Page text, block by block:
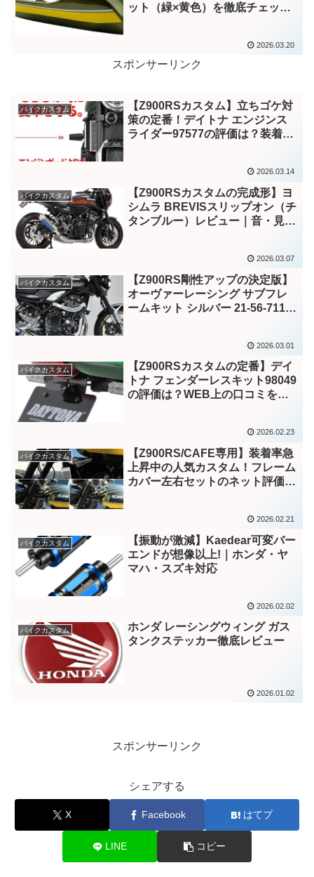
ット（緑×黄色）を徹底チェッ
2026.03.20
スポンサーリンク
バイクカスタム
【Z900RSカスタム】立ちゴケ対
策の定番！デイトナ エンジンス
ライダー97577の評価は？装着メ
2026.03.14
バイクカスタム
【Z900RSカスタムの完成形】ヨ
シムラ BREVISスリップオン（チ
タンブルー）レビュー｜音・見た
2026.03.07
バイクカスタム
【Z900RS剛性アップの決定版】
オーヴァーレーシング サブフレ
ームキット シルバー 21-56-711-
2026.03.01
バイクカスタム
【Z900RSカスタムの定番】デイ
トナ フェンダーレスキット98049
の評価は？WEB上の口コミを徹
2026.02.23
バイクカスタム
【Z900RS/CAFE専用】装着率急
上昇中の人気カスタム！フレーム
カバー左右セットのネット評価を
2026.02.21
バイクカスタム
【振動が激減】Kaedear可変バー
エンドが想像以上!｜ホンダ・ヤ
マハ・スズキ対応
2026.02.02
バイクカスタム
ホンダ レーシングウィング ガス
タンクステッカー徹底レビュー
2026.01.02
スポンサーリンク
シェアする
X Facebook はてブ
LINE コピー